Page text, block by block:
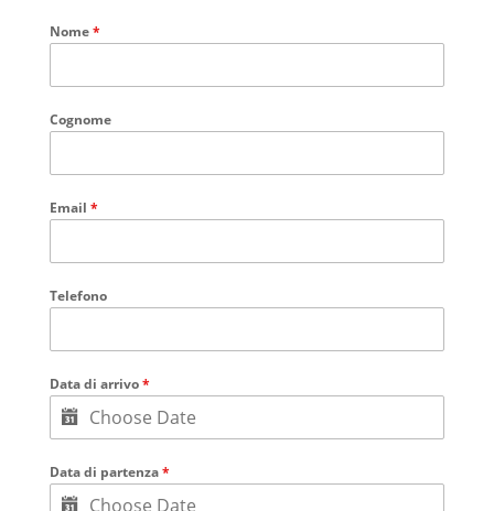
Nome*
Cognome
Email *
Telefono
Data di arrivo*
Data di partenza*